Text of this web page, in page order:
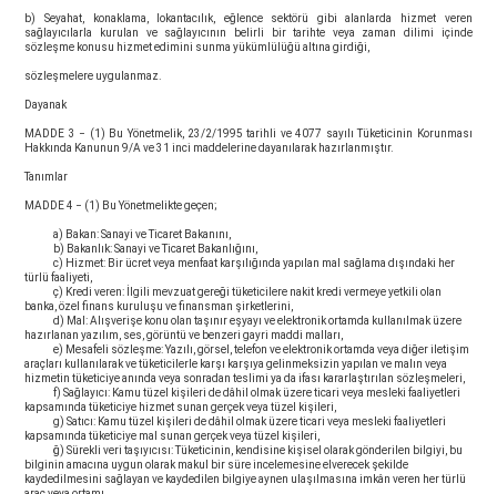
b) Seyahat, konaklama, lokantacılık, eğlence sektörü gibi alanlarda hizmet veren
sağlayıcılarla kurulan ve sağlayıcının belirli bir tarihte veya zaman dilimi içinde
sözleşme konusu hizmet edimini sunma yükümlülüğü altına girdiği,
sözleşmelere uygulanmaz.
Dayanak
MADDE 3 − (1) Bu Yönetmelik, 23/2/1995 tarihli ve 4077 sayılı Tüketicinin Korunması
Hakkında Kanunun 9/A ve 31 inci maddelerine dayanılarak hazırlanmıştır.
Tanımlar
MADDE 4 − (1) Bu Yönetmelikte geçen;
a) Bakan: Sanayi ve Ticaret Bakanını,
b) Bakanlık: Sanayi ve Ticaret Bakanlığını,
c) Hizmet: Bir ücret veya menfaat karşılığında yapılan mal sağlama dışındaki her
türlü faaliyeti,
ç) Kredi veren: İlgili mevzuat gereği tüketicilere nakit kredi vermeye yetkili olan
banka, özel finans kuruluşu ve finansman şirketlerini,
d) Mal: Alışverişe konu olan taşınır eşyayı ve elektronik ortamda kullanılmak üzere
hazırlanan yazılım, ses, görüntü ve benzeri gayri maddi malları,
e) Mesafeli sözleşme: Yazılı, görsel, telefon ve elektronik ortamda veya diğer iletişim
araçları kullanılarak ve tüketicilerle karşı karşıya gelinmeksizin yapılan ve malın veya
hizmetin tüketiciye anında veya sonradan teslimi ya da ifası kararlaştırılan sözleşmeleri,
f) Sağlayıcı: Kamu tüzel kişileri de dâhil olmak üzere ticari veya mesleki faaliyetleri
kapsamında tüketiciye hizmet sunan gerçek veya tüzel kişileri,
g) Satıcı: Kamu tüzel kişileri de dâhil olmak üzere ticari veya mesleki faaliyetleri
kapsamında tüketiciye mal sunan gerçek veya tüzel kişileri,
ğ) Sürekli veri taşıyıcısı: Tüketicinin, kendisine kişisel olarak gönderilen bilgiyi, bu
bilginin amacına uygun olarak makul bir süre incelemesine elverecek şekilde
kaydedilmesini sağlayan ve kaydedilen bilgiye aynen ulaşılmasına imkân veren her türlü